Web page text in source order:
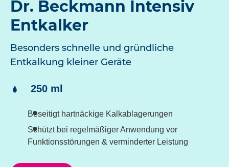
Dr. Beckmann Intensiv
Entkalker
Besonders schnelle und gründliche
Entkalkung kleiner Geräte
Inhalt:250 ml
Beseitigt hartnäckige Kalkablagerungen
Schützt bei regelmäßiger Anwendung vor
Funktionsstörungen & verminderter Leistung